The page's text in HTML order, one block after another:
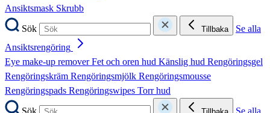
Ansiktsmask Skrubb
Sök
Tillbaka
Se alla
Ansiktsrengöring
Eye make-up removerFet och oren hud Känslig hud Rengöringsgel
Rengöringskräm Rengöringsmjölk Rengöringsmousse
Rengöringspads Rengöringswipes Torr hud